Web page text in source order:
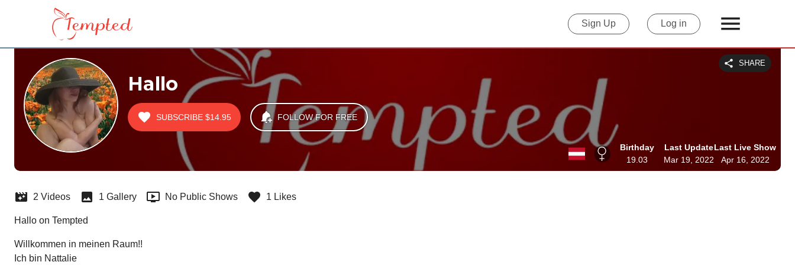
Sign Up Log in
Hallo
SHARE
SUBSCRIBE $14.95 FOLLOW FOR FREE
Birthday
19.03
Last Update
Mar 19, 2022
Last Live Show
Apr 16, 2022
2 Videos 1 Gallery No Public Shows 1 Likes
Hallo on Tempted
Willkommen in meinen Raum!!
Ich bin Nattalie